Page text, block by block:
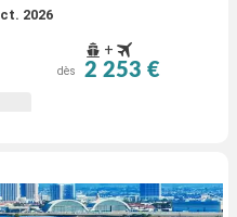
2026
+
dès 2 253 €